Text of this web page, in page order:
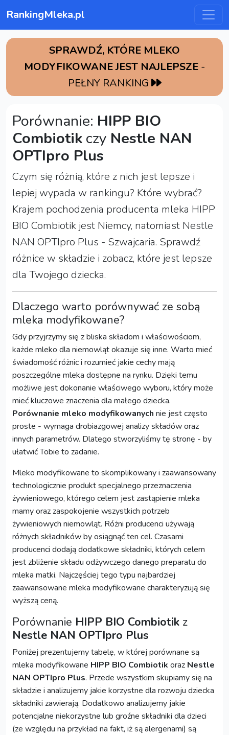
RankingMleka.pl
SPRAWDŹ, KTÓRE MLEKO
MODYFIKOWANE JEST NAJLEPSZE -
PEŁNY RANKING
Porównanie: HIPP BIO
Combiotik czy Nestle NAN
OPTIpro Plus
Czym się różnią, które z nich jest lepsze i
lepiej wypada w rankingu? Które wybrać?
Krajem pochodzenia producenta mleka HIPP
BIO Combiotik jest Niemcy, natomiast Nestle
NAN OPTIpro Plus - Szwajcaria. Sprawdź
różnice w składzie i zobacz, które jest lepsze
dla Twojego dziecka.
Dlaczego warto porównywać ze sobą
mleka modyfikowane?
Gdy przyjrzymy się z bliska składom i właściwościom,
każde mleko dla niemowląt okazuje się inne. Warto mieć
świadomość różnic i rozumieć jakie cechy mają
poszczególne mleka dostępne na rynku. Dzięki temu
możliwe jest dokonanie właściwego wyboru, który może
mieć kluczowe znaczenia dla małego dziecka.
Porównanie mleko modyfikowanych nie jest często
proste - wymaga drobiazgowej analizy składów oraz
innych parametrów. Dlatego stworzyliśmy tę stronę - by
ułatwić Tobie to zadanie.
Mleko modyfikowane to skomplikowany i zaawansowany
technologicznie produkt specjalnego przeznaczenia
żywieniowego, którego celem jest zastąpienie mleka
mamy oraz zaspokojenie wszystkich potrzeb
żywieniowych niemowląt. Różni producenci używają
różnych składników by osiągnąć ten cel. Czasami
producenci dodają dodatkowe składniki, których celem
jest zbliżenie składu odżywczego danego preparatu do
mleka matki. Najczęściej tego typu najbardziej
zaawansowane mleka modyfikowane charakteryzują się
wyższą ceną.
Porównanie HIPP BIO Combiotik z
Nestle NAN OPTIpro Plus
Poniżej prezentujemy tabelę, w której porównane są
mleka modyfikowane HIPP BIO Combiotik oraz Nestle
NAN OPTIpro Plus. Przede wszystkim skupiamy się na
składzie i analizujemy jakie korzystne dla rozwoju dziecka
składniki zawierają. Dodatkowo analizujemy jakie
potencjalne niekorzystne lub groźne składniki dla dzieci
(ze względu na przykład na fakt, iż są alergenami) są